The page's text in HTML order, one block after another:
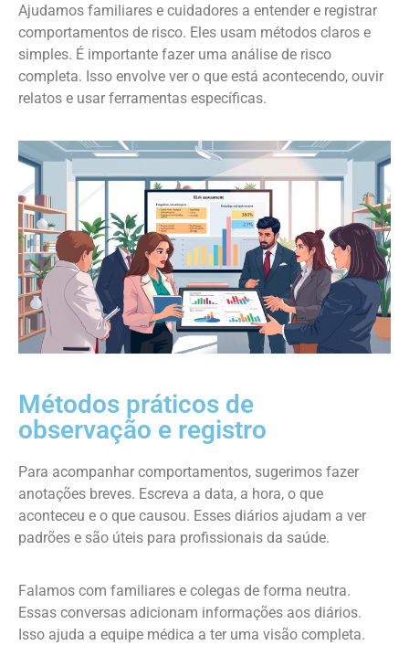
Ajudamos familiares e cuidadores a entender e registrar
comportamentos de risco. Eles usam métodos claros e
simples. É importante fazer uma análise de risco
completa. Isso envolve ver o que está acontecendo, ouvir
relatos e usar ferramentas específicas.
Métodos práticos de
observação e registro
Para acompanhar comportamentos, sugerimos fazer
anotações breves. Escreva a data, a hora, o que
aconteceu e o que causou. Esses diários ajudam a ver
padrões e são úteis para profissionais da saúde.
Falamos com familiares e colegas de forma neutra.
Essas conversas adicionam informações aos diários.
Isso ajuda a equipe médica a ter uma visão completa.